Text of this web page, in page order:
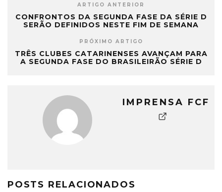
ARTIGO ANTERIOR
CONFRONTOS DA SEGUNDA FASE DA SÉRIE D
SERÃO DEFINIDOS NESTE FIM DE SEMANA
PRÓXIMO ARTIGO
TRÊS CLUBES CATARINENSES AVANÇAM PARA
A SEGUNDA FASE DO BRASILEIRÃO SÉRIE D
IMPRENSA FCF
POSTS RELACIONADOS